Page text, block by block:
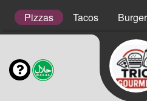
Pizzas Tacos